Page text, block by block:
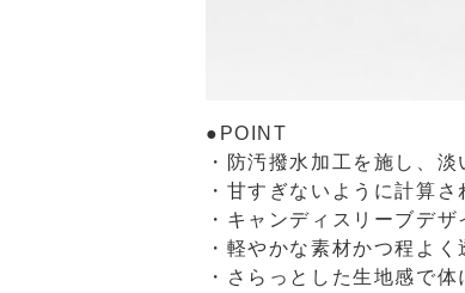
●POINT
・防汚撥水加工を施し、
・甘すぎないように計算
・キャンディスリーブデ
・軽やかな素材かつ程よ
・さらっとした生地感で